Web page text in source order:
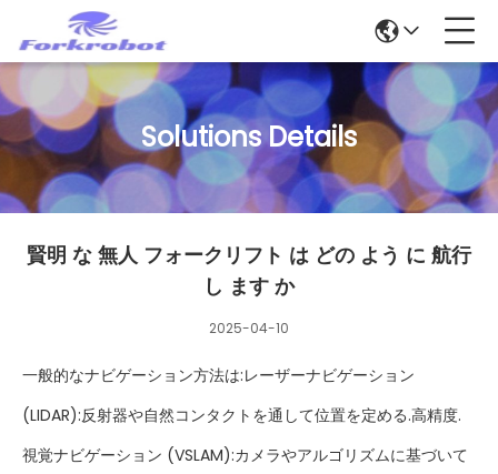
Solutions Details
賢明 な 無人 フォークリフト は どの よう に 航行
し ます か
2025-04-10
一般的なナビゲーション方法は:レーザーナビゲーション
(LIDAR):反射器や自然コンタクトを通して位置を定める.高精度.
視覚ナビゲーション (VSLAM):カメラやアルゴリズムに基づいて